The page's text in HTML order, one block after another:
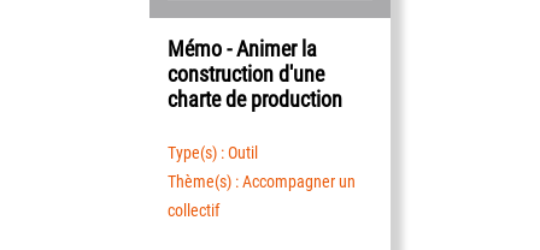
Mémo - Animer la
construction d'une
charte de production
Type(s) : Outil
Thème(s) : Accompagner un
collectif